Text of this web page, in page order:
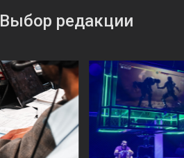
Выбор редакции